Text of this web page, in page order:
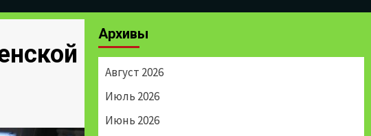
Архивы
Август 2026
Июль 2026
Июнь 2026